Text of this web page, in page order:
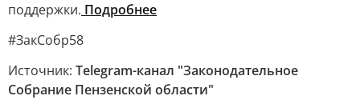
поддержки. Подробнее
#ЗакСобр58
Источник: Telegram-канал "Законодательное
Собрание Пензенской области"